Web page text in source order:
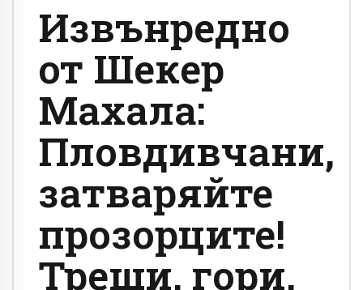
Извънредно
от Шекер
Махала:
Пловдивчани,
затваряйте
прозорците!
Трещи, гори,